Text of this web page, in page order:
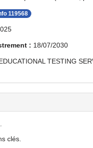
119568
: 18/07/2030
TESTING
clés.